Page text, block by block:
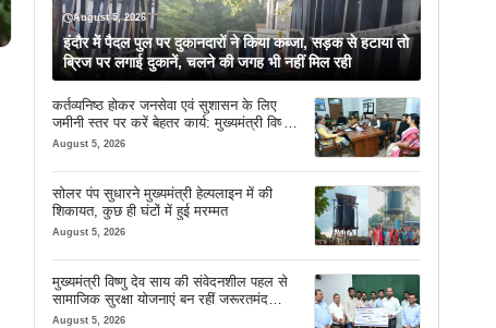
August 5, 2026
इंदौर में पैदल पुल पर दुकानदारों ने किया कब्जा, सड़क से हटाया तो
ब्रिज पर लगाई दुकानें, चलने की जगह भी नहीं मिल रही
कर्तव्यनिष्ठ होकर जनसेवा एवं सुशासन के लिए
जमीनी स्तर पर करें बेहतर कार्य: मुख्यमंत्री विष्णु
देव साय
August 5, 2026
सोलर पंप सुधारने मुख्यमंत्री हेल्पलाइन में की
शिकायत, कुछ ही घंटों में हुई मरम्मत
August 5, 2026
मुख्यमंत्री विष्णु देव साय की संवेदनशील पहल से
सामाजिक सुरक्षा योजनाएं बन रहीं जरूरतमंद
परिवारों का मजबूत सहारा
August 5, 2026